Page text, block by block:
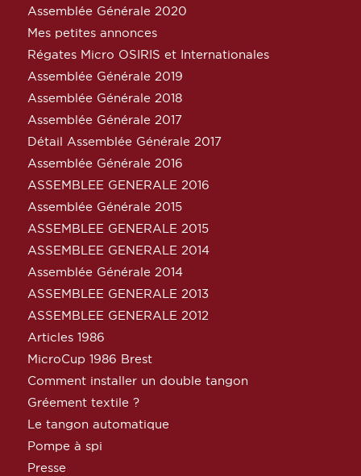
Assemblée Générale 2020
Mes petites annonces
Régates Micro OSIRIS et Internationales
Assemblée Générale 2019
Assemblée Générale 2018
Assemblée Générale 2017
Détail Assemblée Générale 2017
Assemblée Générale 2016
ASSEMBLEE GENERALE 2016
Assemblée Générale 2015
ASSEMBLEE GENERALE 2015
ASSEMBLEE GENERALE 2014
Assemblée Générale 2014
ASSEMBLEE GENERALE 2013
ASSEMBLEE GENERALE 2012
Articles 1986
MicroCup 1986 Brest
Comment installer un double tangon
Gréement textile ?
Le tangon automatique
Pompe à spi
Presse